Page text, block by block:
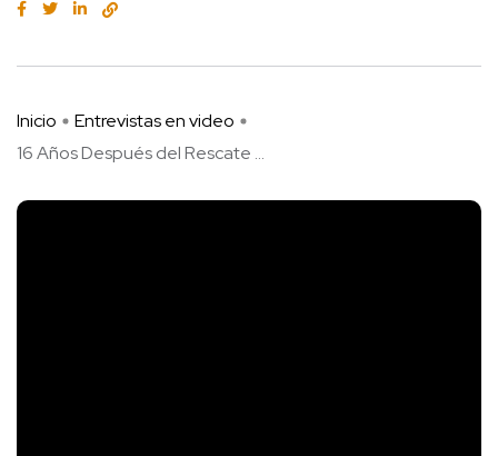
Inicio
Entrevistas en video
16 Años Después del Rescate ...